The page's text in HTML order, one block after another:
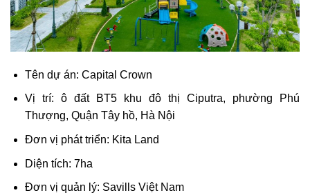
Tên dự án: Capital Crown
Vị trí: ô đất BT5 khu đô thị Ciputra, phường Phú
Thượng, Quận Tây hồ, Hà Nội
Đơn vị phát triển: Kita Land
Diện tích: 7ha
Đơn vị quản lý: Savills Việt Nam